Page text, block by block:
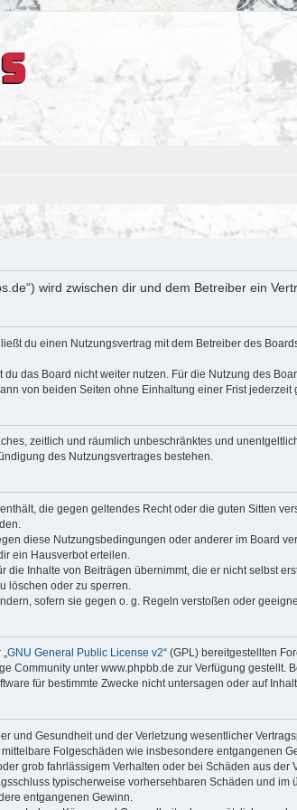
wird zwischen dir und dem Betreiber ein
du einen Nutzungsvertrag mit dem Betreiber des
das Board nicht weiter nutzen. Für die Nutzung des
von beiden Seiten ohne Einhaltung einer Frist jederzeit
zeitlich und räumlich unbeschränktes und
des Nutzungsvertrages bestehen.
die gegen geltendes Recht oder die guten Sitten
diese Nutzungsbedingungen oder anderer im Board
ein Hausverbot erteilen.
die Inhalte von Beiträgen übernimmt, die er nicht selbst
löschen oder zu sperren.
sofern sie gegen o. g. Regeln verstoßen oder
GNU General Public License v2“ (GPL) bereitgestellten
Community unter www.phpbb.de zur Verfügung gestellt.
für bestimmte Zwecke nicht untersagen oder auf
und Gesundheit und der Verletzung wesentlicher
Folgeschäden wie insbesondere entgangenen
grob fahrlässigem Verhalten oder bei Schäden aus
typischerweise vorhersehbaren Schäden und
entgangenen Gewinn.